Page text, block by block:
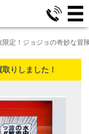
定！ジョジョの奇妙な冒
りしました！